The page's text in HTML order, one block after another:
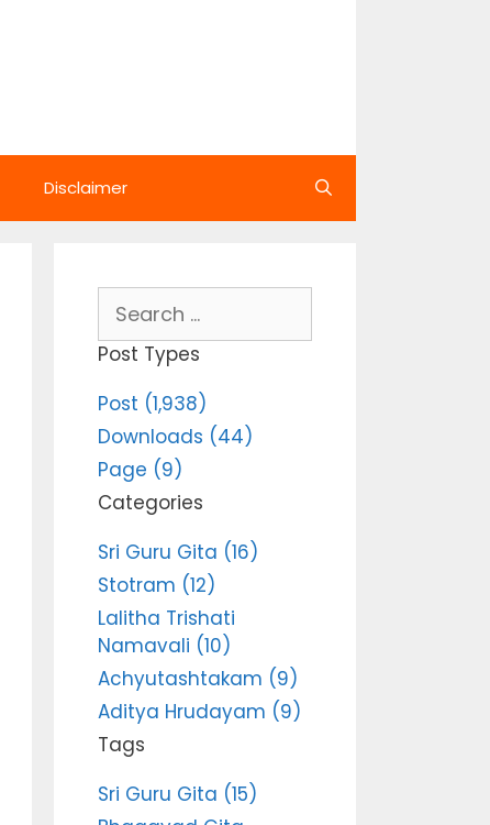
Disclaimer
for:
Post Types
Post (1,938)
Downloads (44)
Page (9)
Categories
Sri Guru Gita (16)
Stotram (12)
Lalitha Trishati
Namavali (10)
Achyutashtakam (9)
Aditya Hrudayam (9)
Tags
Sri Guru Gita (15)